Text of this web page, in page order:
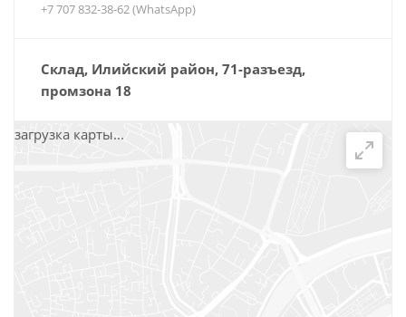
+7 707 832-38-62 (WhatsApp)
Склад, Илийский район, 71-разъезд,
промзона 18
загрузка карты...